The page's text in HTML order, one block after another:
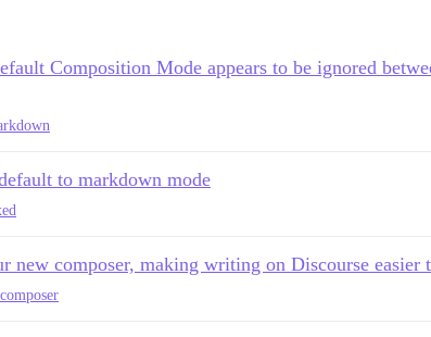
Composition Mode appears to be ignored
to markdown mode
new composer, making writing on Discourse easier
composer